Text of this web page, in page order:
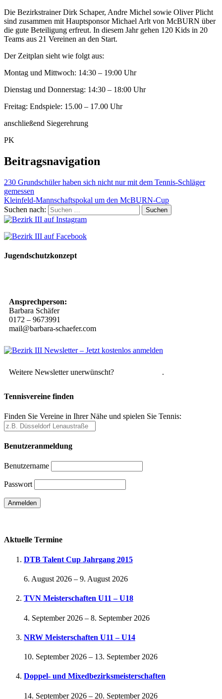
Die Bezirkstrainer Dirk Schaper, Andre Michel sowie Oliver Plicht
sind zusammen mit Hauptsponsor Michael Arlt von McBURN über
die gute Beteiligung erfreut. In diesem Jahr gehen 120 Kids in 20
Teams aus 21 Vereinen an den Start.
Der Zeitplan sieht wie folgt aus:
Montag und Mittwoch: 14:30 – 19:00 Uhr
Dienstag und Donnerstag: 14:30 – 18:00 Uhr
Freitag: Endspiele: 15.00 – 17.00 Uhr
anschließend Siegerehrung
PK
Beitragsnavigation
230 Grundschüler haben sich nicht nur mit dem Tennis-Schläger
gemessen
Kleinfeld-Mannschaftspokal um den McBURN-Cup
Suchen nach:
Jugendschutzkonzept
Ansprechperson:
Barbara Schäfer
0172 – 9673991
mail@barbara-schaefer.com
Weitere Newsletter unerwünscht? .
Tennisvereine finden
Finden Sie Vereine in Ihrer Nähe und spielen Sie Tennis:
Benutzeranmeldung
Benutzername
Passwort
Aktuelle Termine
DTB Talent Cup Jahrgang 2015
6. August 2026 – 9. August 2026
TVN Meisterschaften U11 – U18
4. September 2026 – 8. September 2026
NRW Meisterschaften U11 – U14
10. September 2026 – 13. September 2026
Doppel- und Mixedbezirksmeisterschaften
14. September 2026 – 20. September 2026